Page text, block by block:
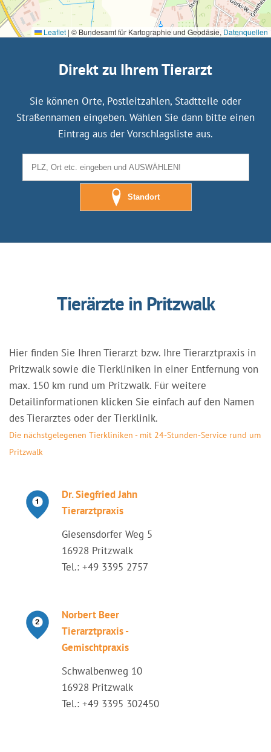
Leaflet | © Bundesamt für Kartographie und Geodäsie, Datenquellen
Direkt zu Ihrem Tierarzt
Sie können Orte, Postleitzahlen, Stadtteile oder
Straßennamen eingeben. Wählen Sie dann bitte einen
Eintrag aus der Vorschlagsliste aus.
Standort
Tierärzte in Pritzwalk
Hier finden Sie Ihren Tierarzt bzw. Ihre Tierarztpraxis in
Pritzwalk sowie die Tierkliniken in einer Entfernung von
max. 150 km rund um Pritzwalk. Für weitere
Detailinformationen klicken Sie einfach auf den Namen
des Tierarztes oder der Tierklinik.
Die nächstgelegenen Tierkliniken - mit 24-Stunden-Service rund um
Pritzwalk
Dr. Siegfried Jahn
Tierarztpraxis
Giesensdorfer Weg 5
16928 Pritzwalk
Tel.: +49 3395 2757
Norbert Beer
Tierarztpraxis -
Gemischtpraxis
Schwalbenweg 10
16928 Pritzwalk
Tel.: +49 3395 302450